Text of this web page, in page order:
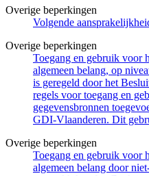
Overige beperkingen
Volgende
Overige beperkingen
Toegang en gebruik voor
algemeen belang, op
is geregeld door het
regels voor toegang en
gegevensbronnen
GDI-Vlaanderen. Dit
Overige beperkingen
Toegang en gebruik voor
algemeen belang door